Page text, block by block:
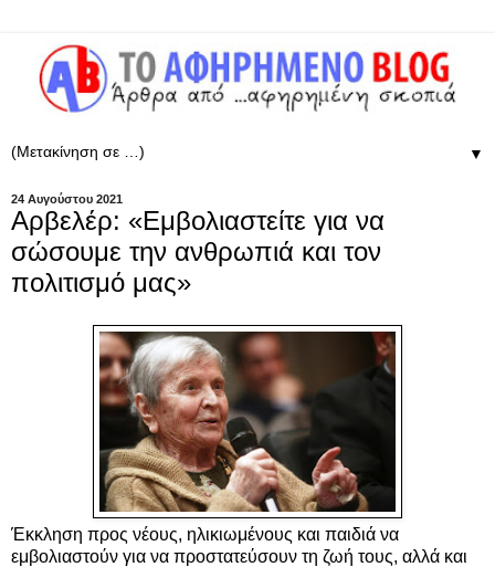
▼
24 Αυγούστου 2021
Αρβελέρ: «Eμβολιαστείτε για να
σώσουμε την ανθρωπιά και τον
πολιτισμό μας»
Έκκληση προς νέους, ηλικιωμένους και παιδιά να
εμβολιαστούν για να προστατεύσουν τη ζωή τους, αλλά και